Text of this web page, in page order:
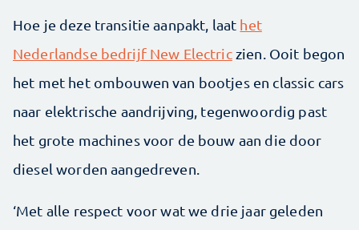
Hoe je deze transitie aanpakt, laat het
Nederlandse bedrijf New Electriczien. Ooit begon
het met het ombouwen van bootjes en classic cars
naar elektrische aandrijving, tegenwoordig past
het grote machines voor de bouw aan die door
diesel worden aangedreven.
‘Met alle respect voor wat we drie jaar geleden